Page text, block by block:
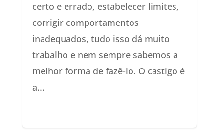
certo e errado, estabelecer limites,
corrigir comportamentos
inadequados, tudo isso dá muito
trabalho e nem sempre sabemos a
melhor forma de fazê-lo. O castigo é
a...